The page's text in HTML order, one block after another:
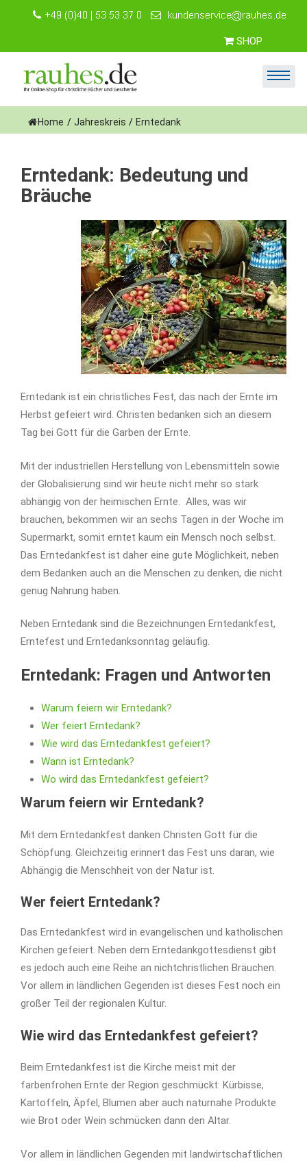
SHOP
Home / Jahreskreis / Erntedank
Erntedank: Bedeutung und
Bräuche
Erntedank ist ein christliches Fest, das nach der Ernte im
Herbst gefeiert wird. Christen bedanken sich an diesem
Tag bei Gott für die Garben der Ernte.
Mit der industriellen Herstellung von Lebensmitteln sowie
der Globalisierung sind wir heute nicht mehr so stark
abhängig von der heimischen Ernte. Alles, was wir
brauchen, bekommen wir an sechs Tagen in der Woche im
Supermarkt, somit erntet kaum ein Mensch noch selbst.
Das Erntedankfest ist daher eine gute Möglichkeit, neben
dem Bedanken auch an die Menschen zu denken, die nicht
genug Nahrung haben.
Neben Erntedank sind die Bezeichnungen Erntedankfest,
Erntefest und Erntedanksonntag geläufig.
Erntedank: Fragen und Antworten
Warum feiern wir Erntedank?
Wer feiert Erntedank?
Wie wird das Erntedankfest gefeiert?
Wann ist Erntedank?
Wo wird das Erntedankfest gefeiert?
Warum feiern wir Erntedank?
Mit dem Erntedankfest danken Christen Gott für die
Schöpfung. Gleichzeitig erinnert das Fest uns daran, wie
Abhängig die Menschheit von der Natur ist.
Wer feiert Erntedank?
Das Erntedankfest wird in evangelischen und katholischen
Kirchen gefeiert. Neben dem Erntedankgottesdienst gibt
es jedoch auch eine Reihe an nichtchristlichen Bräuchen.
Vor allem in ländlichen Gegenden ist dieses Fest noch ein
großer Teil der regionalen Kultur.
Wie wird das Erntedankfest gefeiert?
Beim Erntedankfest ist die Kirche meist mit der
farbenfrohen Ernte der Region geschmückt: Kürbisse,
Kartoffeln, Äpfel, Blumen aber auch naturnahe Produkte
wie Brot oder Wein schmücken dann den Altar.
Vor allem in ländlichen Gegenden mit landwirtschaftlichen